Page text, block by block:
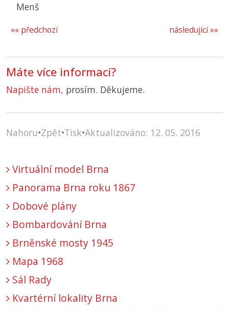
Menš
následující »»
«« předchozí
Máte více informací?
Napište nám, prosím. Děkujeme.
Nahoru•Zpět•Tisk•Aktualizováno: 12. 05. 2016
Virtuální model Brna
Panorama Brna roku 1867
Dobové plány
Bombardování Brna
Brněnské mosty 1945
Mapa 1968
Sál Rady
Kvartérní lokality Brna